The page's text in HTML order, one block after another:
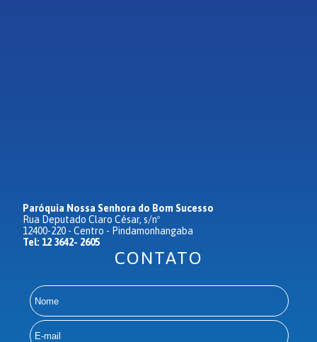
Paróquia Nossa Senhora do Bom Sucesso
Rua Deputado Claro César, s/nº
12400-220 - Centro - Pindamonhangaba
Tel: 12 3642- 2605
CONTATO